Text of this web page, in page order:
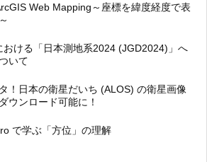
Web Mapping～座標を緯度経度で表
おける「日本測地系2024 (JGD2024)」へ
いて
！日本の衛星だいち (ALOS) の衛星画像
ウンロード可能に！
で学ぶ「方位」の理解